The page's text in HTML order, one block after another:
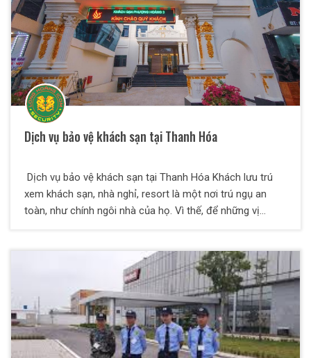
quả
Dịch vụ bảo vệ khách sạn tại Thanh Hóa
Dịch vụ bảo vệ khách sạn tại Thanh Hóa Khách lưu trú
xem khách sạn, nhà nghỉ, resort là một nơi trú ngụ an
toàn, như chính ngôi nhà của họ. Vì thế, để những vị
dịch vụ bảo vệ Việt Á với đội ngũ nhân viên bảo vệ nhiều
năm kinh nghiệm, chúng tôi sẽ mang tới cho quý khách
hàng một dịch vụ bảo vệ khách sạn chuyên nghiệp nhất.